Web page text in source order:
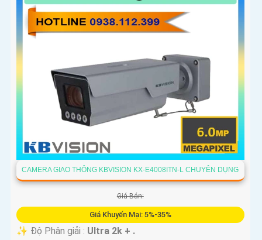
CAMERA GIAO THÔNG KBVISION KX-E4008ITN-L CHUYÊN DỤNG
Giá Bán:
Giá Khuyến Mại: 5%-35%
✨ Độ Phân giải : Ultra 2k + .